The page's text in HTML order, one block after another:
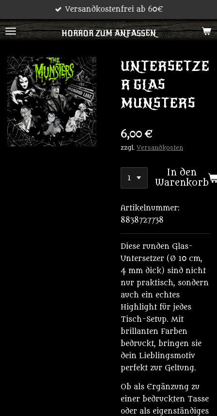
Hauptinhalt
springen
HORROR ZUM ANFASSEN
Versandkostenfrei ab 60€
UNTERSETZE
R GLAS
MUNSTERS
6,00 €
zzgl. Versandkosten
In den
Warenkorb
Artikelnummer:
8838727738
Diese runden Glas-
Untersetzer (Ø 10 cm,
4 mm dick) sind nicht
nur praktisch, sondern
auch ein echtes
Highlight für jedes
Tisch-Setup. Mit
brillanten Farben
bedruckt, bringen sie
dein Lieblingsmotiv
perfekt zur Geltung.
Ob als Ergänzung zu
einer bedruckten Tasse
oder als eigenständiges